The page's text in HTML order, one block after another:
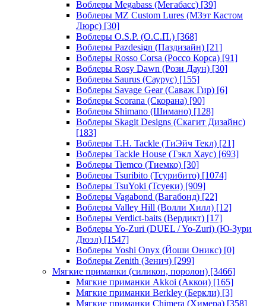
Воблеры Megabass (Мегабасс) [39]
Воблеры MZ Custom Lures (МЗэт Кастом
Люрс) [30]
Воблеры O.S.P. (О.С.П.) [368]
Воблеры Pazdesign (Паздизайн) [21]
Воблеры Rosso Corsa (Россо Корса) [91]
Воблеры Rosy Dawn (Рози Даун) [30]
Воблеры Saurus (Саурус) [155]
Воблеры Savage Gear (Саваж Гир) [6]
Воблеры Scorana (Скорана) [90]
Воблеры Shimano (Шимано) [128]
Воблеры Skagit Designs (Скагит Дизайнс)
[183]
Воблеры T.H. Tackle (ТиЭйч Текл) [21]
Воблеры Tackle House (Тэкл Хаус) [693]
Воблеры Tiemco (Тиемко) [30]
Воблеры Tsuribito (Тсурибито) [1074]
Воблеры TsuYoki (Тсуеки) [909]
Воблеры Vagabond (Вагабонд) [22]
Воблеры Valley Hill (Волли Хилл) [12]
Воблеры Verdict-baits (Вердикт) [17]
Воблеры Yo-Zuri (DUEL / Yo-Zuri) (Ю-Зури
Дюэл) [1547]
Воблеры Yoshi Onyx (Йоши Оникс) [0]
Воблеры Zenith (Зенич) [299]
Мягкие приманки (силикон, поролон) [3466]
Мягкие приманки Akkoi (Аккои) [165]
Мягкие приманки Berkley (Беркли) [3]
Мягкие приманки Chimera (Химера) [358]